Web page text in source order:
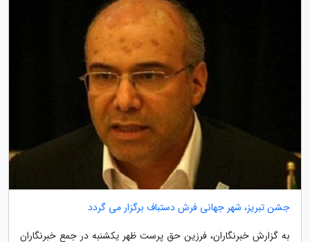
جشن تبریز، شهر جهانی فرش دستباف برگزار می گردد
به گزارش خبرنگاران، فرزین حق پرست ظهر یکشنبه در جمع خبرنگاران